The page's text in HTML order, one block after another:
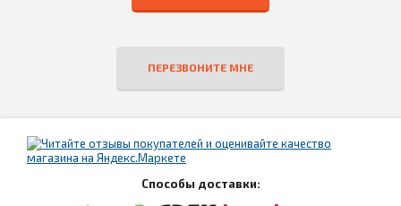
ПЕРЕЗВОНИТЕ МНЕ
Способы доставки: